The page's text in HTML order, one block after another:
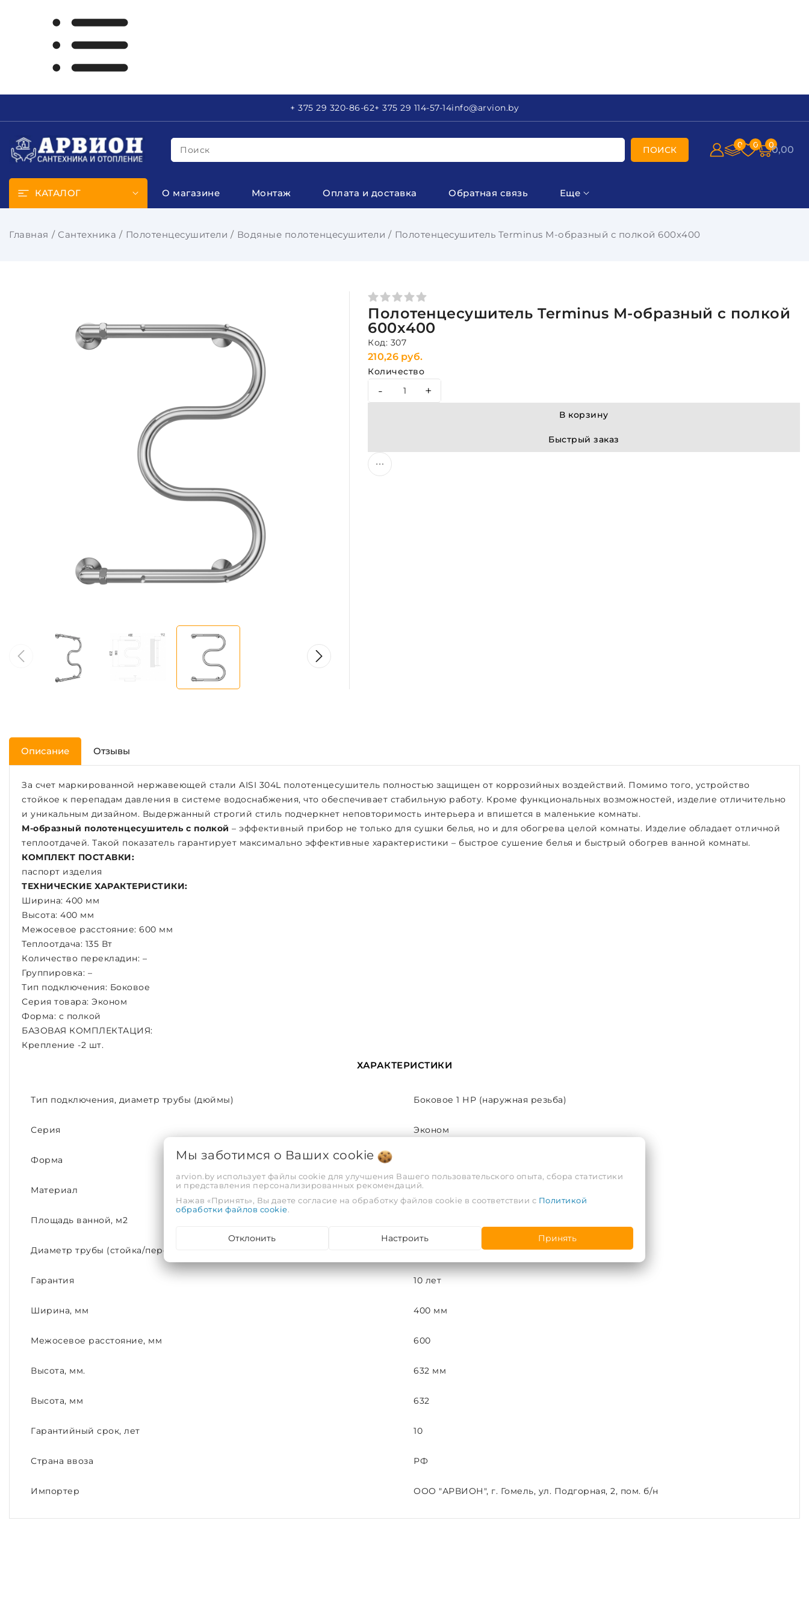
+ 375 29 320-86-62+ 375 29 114-57-14info@arvion.by
Поиск ПОИСК 0 0 00,00
КАТАЛОГ О магазине Монтаж Оплата и доставка Обратная связь Еще
Главная Сантехника Полотенцесушители Водяные полотенцесушители Полотенцесушитель Terminus М-образный с полкой 600х400
Полотенцесушитель Terminus М-образный с полкой
600х400
Код: 307
210,26 руб.
Количество
- +
В корзину
Быстрый заказ
Описание Отзывы
За счет маркированной нержавеющей стали AISI 304L полотенцесушитель полностью защищен от коррозийных воздействий. Помимо того, устройство
стойкое к перепадам давления в системе водоснабжения, что обеспечивает стабильную работу. Кроме функциональных возможностей, изделие отличительно
и уникальным дизайном. Выдержанный строгий стиль подчеркнет неповторимость интерьера и впишется в маленькие комнаты.
М-образный полотенцесушитель с полкой – эффективный прибор не только для сушки белья, но и для обогрева целой комнаты. Изделие обладает отличной
теплоотдачей. Такой показатель гарантирует максимально эффективные характеристики – быстрое сушение белья и быстрый обогрев ванной комнаты.
КОМПЛЕКТ ПОСТАВКИ:
паспорт изделия
ТЕХНИЧЕСКИЕ ХАРАКТЕРИСТИКИ:
Ширина: 400 мм
Высота: 400 мм
Межосевое расстояние: 600 мм
Теплоотдача: 135 Вт
Количество перекладин: –
Группировка: –
Тип подключения: Боковое
Серия товара: Эконом
Форма: с полкой
БАЗОВАЯ КОМПЛЕКТАЦИЯ:
Крепление -2 шт.
ХАРАКТЕРИСТИКИ
Тип подключения, диаметр трубы (дюймы) Боковое 1 НР (наружная резьба)
Серия Эконом
Форма
Материал нержавейка
Площадь ванной, м2
Диаметр трубы (стойка/перекладина)
Гарантия 10 лет
Ширина, мм 400 мм
Межосевое расстояние, мм 600
Высота, мм. 632 мм
Высота, мм 632
Гарантийный срок, лет 10
Страна ввоза РФ
Импортер ООО "АРВИОН", г. Гомель, ул. Подгорная, 2, пом. б/н
Мы заботимся о Ваших cookie
arvion.by использует файлы cookie для улучшения Вашего пользовательского опыта, сбора статистики
и представления персонализированных рекомендаций.
Нажав «Принять», Вы даете согласие на обработку файлов cookie в соответствии с Политикой
обработки файлов cookie.
Отклонить Настроить Принять